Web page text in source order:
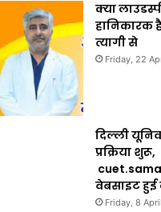
क्या
हानिकारक
त्यागी से
Friday, 22
दिल्ली
प्रक्रिया शुरू,
वेबसाइट हुई
Friday, 8